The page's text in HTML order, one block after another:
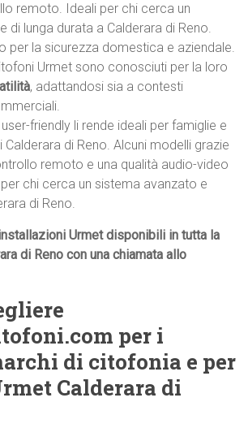
remoto. Ideali per chi cerca un
di lunga durata a Calderara di Reno.
per la sicurezza domestica e aziendale.
Urmet sono conosciuti per la loro
, adattandosi sia a contesti
friendly li rende ideali per famiglie e
Calderara di Reno. Alcuni modelli grazie
remoto e una qualità audio-video
chi cerca un sistema avanzato e
di Reno.
Urmet disponibili in tutta la
di Reno con una chiamata allo
per i
di citofonia e per
Calderara di